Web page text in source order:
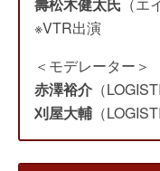
壽松木健太氏 （
※VTR出演
＜モデレーター＞
赤澤裕介 （
刈屋大輔 （